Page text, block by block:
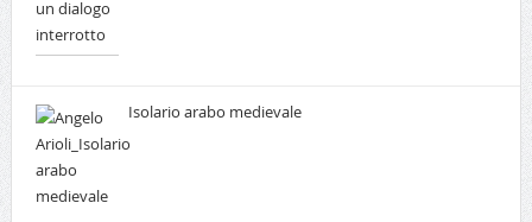
Isolario arabo medievale